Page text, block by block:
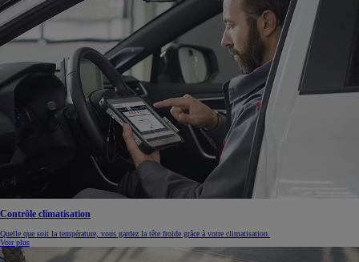
Contrôle climatisation
Quelle que soit la température, vous gardez la tête froide grâce à votre climatisation.
Voir plus